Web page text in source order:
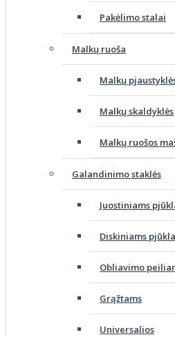
Pakėlimo stalai
Malkų ruoša
Malkų
Malkų skaldyklės
Malkų ruošos
Galandinimo staklės
Juostiniams
Diskiniams
Obliavimo
Grąžtams
Universalios